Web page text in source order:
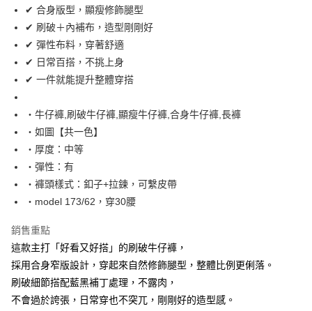
Apple Pay
街口支付
悠遊付
Google Pay
AFTEE先享後付
相關說明
【關於「AFTEE先享後付」】
AFTEE先享後付是「在收到商品之後才付款」的支付方式。 讓您購物簡單
便利好安心！
１．簡單：不需註冊會員、不需綁卡、不需儲值。
３．安心：先確認商品／服務後，再付款。
【「AFTEE先享後付」結帳流程】
１．於結帳方式選擇「AFTEE先享後付」後，將跳轉至「AFTEE先享後付」
結帳頁面，進行簡訊認證並確認金額後，即可完成結帳。
２．訂單成立數日內，您將收到繳費通知簡訊。
３．收到繳費通知簡訊後14天內，點擊此簡訊中的連結，可透過四大超商／
ATM／網路銀行／等多元方式進行付款，方視為交易完成。
※ 請注意：結帳手續完成當下不需立刻繳費，但若您需要取消訂單，請聯絡
ATM付款
運送方式
每筆NT$80，滿NT$1,800(含以上)免運費
先付款後全家取貨
每筆NT$80，滿NT$1,800(含以上)免運費
7-11付款取貨
✔ 合身版型，顯瘦修飾腿型
✔ 刷破＋內補布，造型剛剛好
✔ 彈性布料，穿著舒適
✔ 日常百搭，不挑上身
✔ 一件就能提升整體穿搭
‧牛仔褲,刷破牛仔褲,顯瘦牛仔褲,合身牛仔褲,長褲
‧如圖【共一色】
‧厚度：中等
‧彈性：有
‧褲頭樣式：釦子+拉鍊，可繫皮帶
‧model 173/62，穿30腰
銷售重點
這款主打「好看又好搭」的刷破牛仔褲，
採用合身窄版設計，穿起來自然修飾腿型，整體比例更俐落。
刷破細節搭配藍黑補丁處理，不露肉，
不會過於誇張，日常穿也不突兀，剛剛好的造型感。